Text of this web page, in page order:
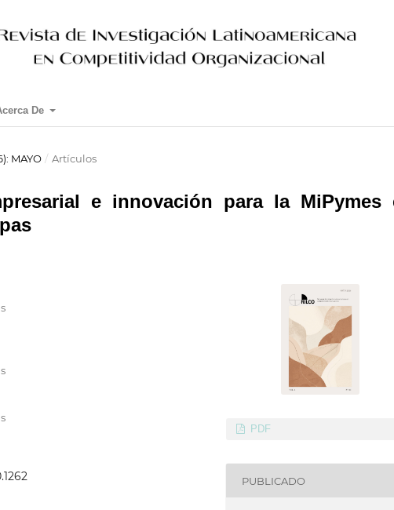
De
MAYO / Artículos
e innovación para la MiPymes
PDF
PUBLICADO